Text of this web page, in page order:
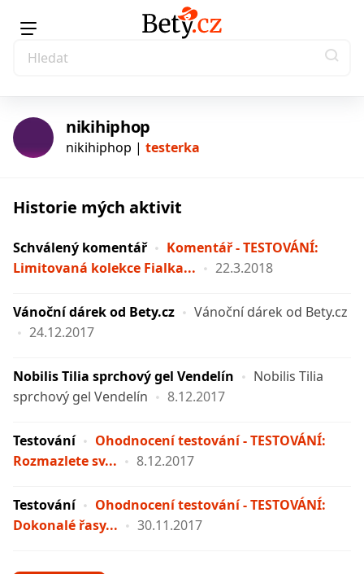
testerka
nikihiphop
nikihiphop | testerka
Historie mých aktivit
Schválený komentář
Komentář - TESTOVÁNÍ:
Limitovaná kolekce Fialka...
22.3.2018
Vánoční dárek od Bety.cz
Vánoční dárek od Bety.cz
24.12.2017
Nobilis Tilia sprchový gel Vendelín
Nobilis Tilia
sprchový gel Vendelín
8.12.2017
Testování
Ohodnocení testování - TESTOVÁNÍ:
Rozmazlete sv...
8.12.2017
Testování
Ohodnocení testování - TESTOVÁNÍ:
Dokonalé řasy...
30.11.2017